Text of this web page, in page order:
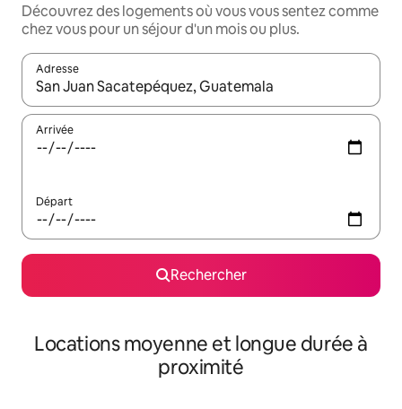
Découvrez des logements où vous vous sentez comme
chez vous pour un séjour d'un mois ou plus.
Adresse
Lorsque les résultats s'affichent, utilisez les flèches vers le
Arrivée
Départ
Rechercher
Locations moyenne et longue durée à
proximité